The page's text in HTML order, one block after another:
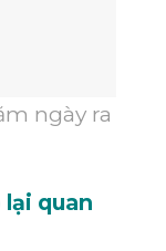
ngày ra
quan